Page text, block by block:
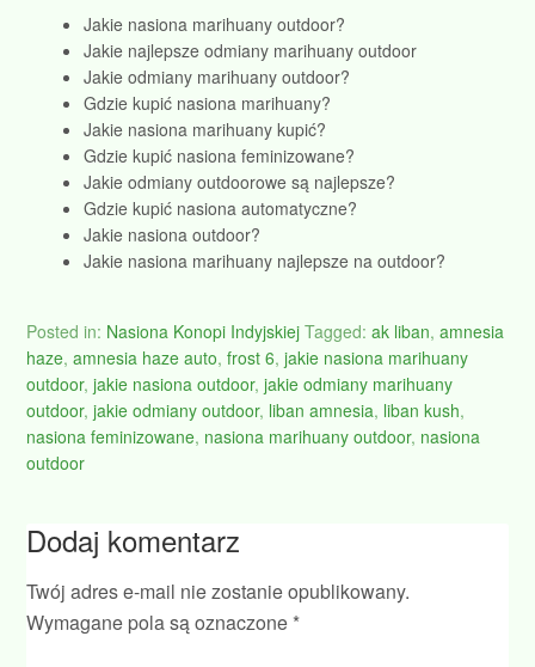
Jakie nasiona marihuany outdoor?
Jakie najlepsze odmiany marihuany outdoor
Jakie odmiany marihuany outdoor?
Gdzie kupić nasiona marihuany?
Jakie nasiona marihuany kupić?
Gdzie kupić nasiona feminizowane?
Jakie odmiany outdoorowe są najlepsze?
Gdzie kupić nasiona automatyczne?
Jakie nasiona outdoor?
Jakie nasiona marihuany najlepsze na outdoor?
Posted in: Nasiona Konopi Indyjskiej Tagged:ak liban,amnesia
haze,amnesia haze auto,frost 6,jakie nasiona marihuany
outdoor,jakie nasiona outdoor,jakie odmiany marihuany
outdoor,jakie odmiany outdoor, liban amnesia, liban kush,
nasiona feminizowane, nasiona marihuany outdoor, nasiona
outdoor
Dodaj komentarz
Twój adres e-mail nie zostanie opublikowany.
Wymagane pola są oznaczone *